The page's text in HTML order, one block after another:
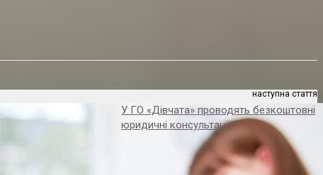
наступна стаття
У ГО «Дівчата» проводять безкоштовні
юридичні консультації